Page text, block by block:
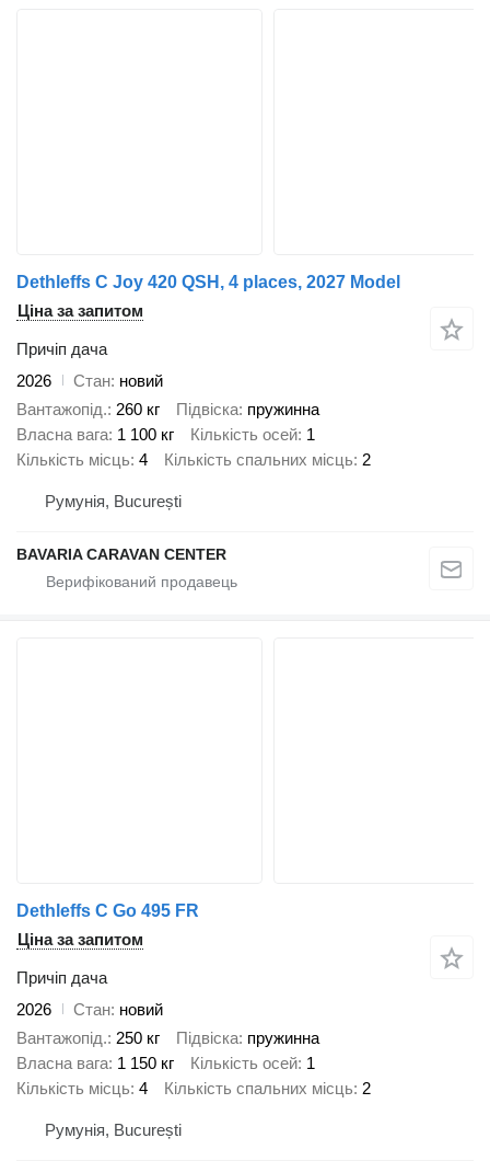
Dethleffs C Joy 420 QSH, 4 places, 2027 Model
Ціна за запитом
Причіп дача
2026
Стан новий
Вантажопід. 260 кг Підвіска пружинна
Власна вага 1 100 кг Кількість осей 1
Кількість місць 4 Кількість спальних місць 2
Румунія, București
BAVARIA CARAVAN CENTER
Dethleffs C Go 495 FR
Ціна за запитом
Причіп дача
2026
Стан новий
Вантажопід. 250 кг Підвіска пружинна
Власна вага 1 150 кг Кількість осей 1
Кількість місць 4 Кількість спальних місць 2
Румунія, București